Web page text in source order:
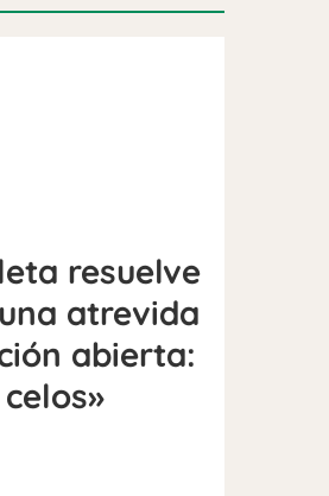
resuelve
atrevida
abierta: